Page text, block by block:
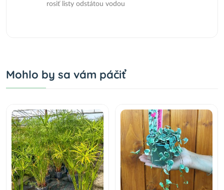
rosiť listy odstátou vodou
Mohlo by sa vám páčiť